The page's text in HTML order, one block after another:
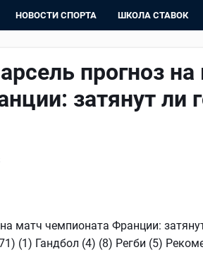
НОВОСТИ СПОРТА ШКОЛА СТАВОК
прогноз на
затянут ли
матч чемпионата Франции:
(1) Гандбол (4) (8) Регби (5)